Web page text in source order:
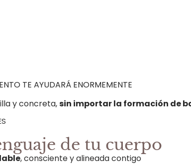
TE AYUDARÁ ENORMEMENTE
y concreta,sin importar la formación de
de tu cuerpo
, consciente y alineada contigo